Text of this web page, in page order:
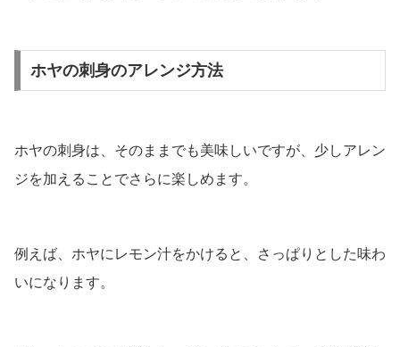
ホヤの刺身のアレンジ方法
ホヤの刺身は、そのままでも美味しいですが、少しアレン
ジを加えることでさらに楽しめます。
例えば、ホヤにレモン汁をかけると、さっぱりとした味わ
いになります。